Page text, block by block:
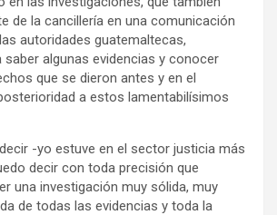
de la cancillería en una comunicación
autoridades guatemaltecas,
saber algunas evidencias y conocer
que se dieron antes y en el
a estos lamentabilísimos
-yo estuve en el sector justicia más
decir con toda precisión que
una investigación muy sólida, muy
de todas las evidencias y toda la